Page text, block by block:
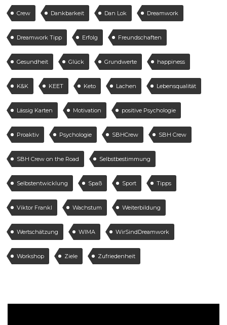
Crew Dankbarkeit Dan Lok Dreamwork
Dreamwork Tipp Erfolg Freundschaften
Gesundheit Glück Grundwerte happiness
K&K KEET Keto Lachen Lebensqualität
Lässig Karten Motivation positive Psychologie
Proaktiv Psychologie SBHCrew SBH Crew
SBH Crew on the Road Selbstbestimmung
Selbstentwicklung Spaß Sport Tipps
Viktor Frankl Wachstum Weiterbildung
Wertschätzung WIMA WirSindDreamwork
Workshop Ziele Zufriedenheit